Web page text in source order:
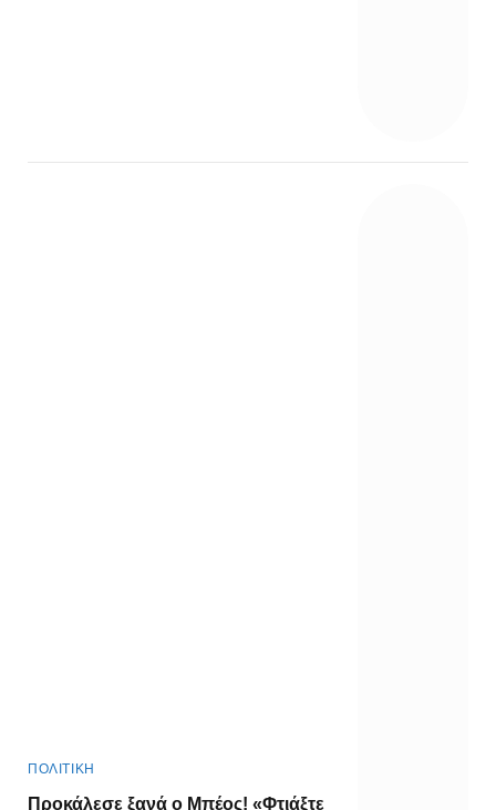
ΠΟΛΙΤΙΚΗ
Προκάλεσε ξανά ο Μπέος! «Φτιάξτε